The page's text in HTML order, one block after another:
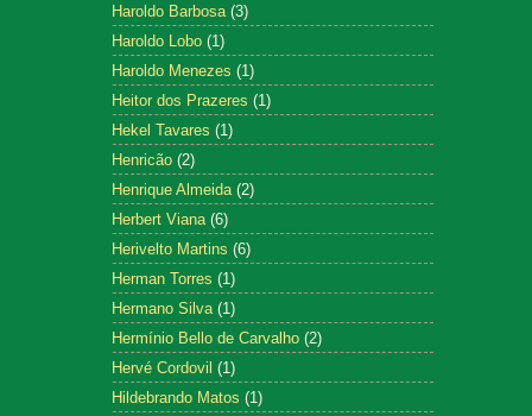
Haroldo Barbosa (3)
Haroldo Lobo (1)
Haroldo Menezes (1)
Heitor dos Prazeres (1)
Hekel Tavares (1)
Henricão (2)
Henrique Almeida (2)
Herbert Viana (6)
Herivelto Martins (6)
Herman Torres (1)
Hermano Silva (1)
Hermínio Bello de Carvalho (2)
Hervé Cordovil (1)
Hildebrando Matos (1)